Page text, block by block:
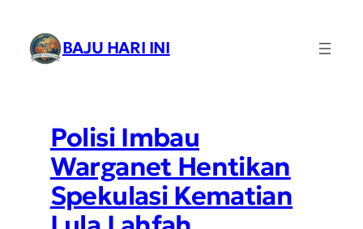
konten
BAJU HARI INI
Polisi Imbau
Warganet Hentikan
Spekulasi Kematian